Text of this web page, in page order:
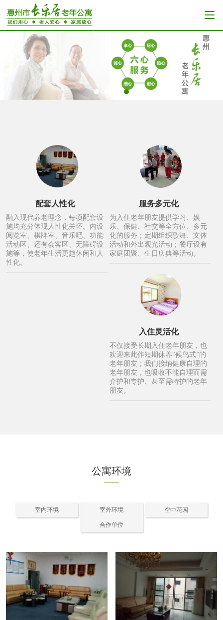
配套人性化
融入现代养老理念，每项配套设
施均充分体现人性化关怀。内设
阅览室、棋牌室、音乐吧、功能
活动区、还有会客区、无障碍设
施等，使老年生活更趋休闲和人
性化。
服务多元化
为入住老年朋友提供学习、娱
乐、保健、社交等全方位、多元
化的服务；定期组织歌舞、文体
活动和外出观光活动；餐厅设有
家庭团聚、生日庆典等活动。
入住灵活化
不仅接受长期入住老年朋友，也
欢迎来此作短期休养“候鸟式”的
老年朋友；我们接纳健康自理的
老年朋友，也吸收不能自理而需
介护和专护、甚至需特护的老年
朋友。
公寓环境
室内环境 室外环境 空中花园
合作单位